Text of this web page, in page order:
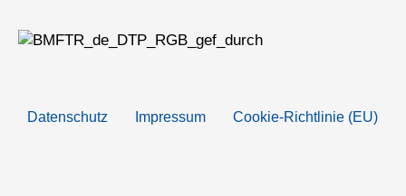
Datenschutz Impressum Cookie-Richtlinie (EU)